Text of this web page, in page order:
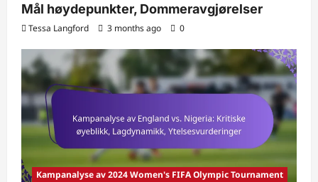
Mål høydepunkter, Dommeravgjørelser
Tessa Langford 3 months ago 0
Kampanalyse av 2024 Women's FIFA Olympic Tournament